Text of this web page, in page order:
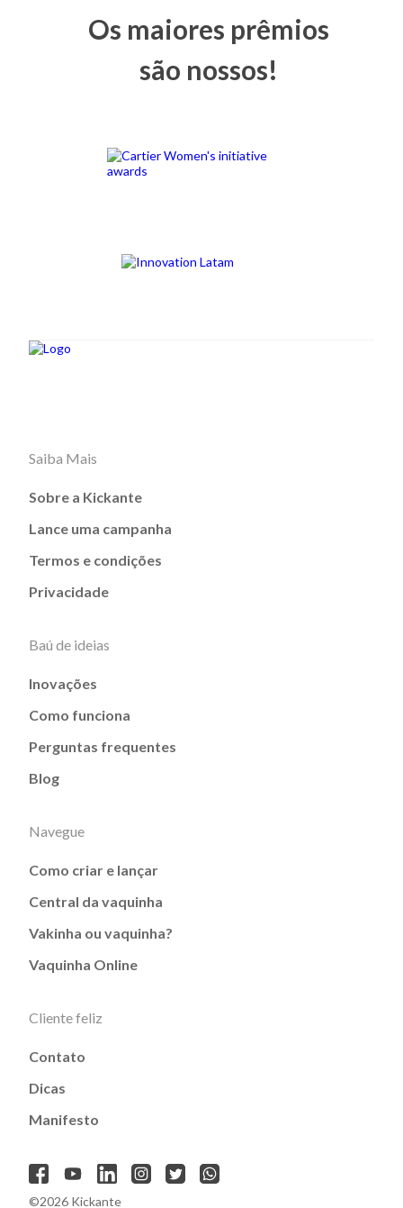
Os maiores prêmios
são nossos!
Saiba Mais
Sobre a Kickante
Lance uma campanha
Termos e condições
Privacidade
Baú de ideias
Inovações
Como funciona
Perguntas frequentes
Blog
Navegue
Como criar e lançar
Central da vaquinha
Vakinha ou vaquinha?
Vaquinha Online
Cliente feliz
Contato
Dicas
Manifesto
©2026 Kickante